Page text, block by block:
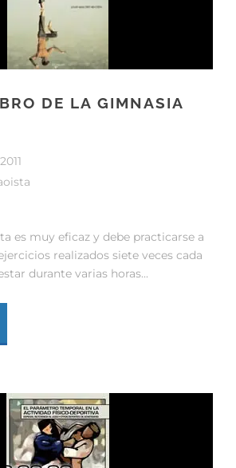
DE LA GIMNASIA
es muy eficaz y debe practicarse a
realizados siete veces cada
durante varias horas...